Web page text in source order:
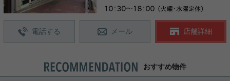
電話する メール 店舗詳細
おすすめ物件